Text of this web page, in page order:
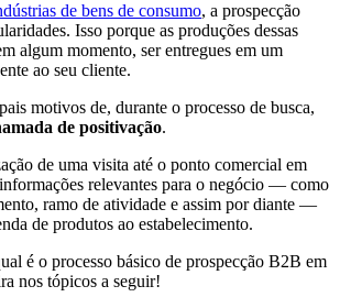
de bens de consumo, a prospecção
Isso porque as produções dessas
algum momento, ser entregues em um
ao seu cliente.
motivos de, durante o processo de busca,
de positivação.
de uma visita até o ponto comercial em
relevantes para o negócio — como
ramo de atividade e assim por diante —
de produtos ao estabelecimento.
é o processo básico de prospecção B2B em
nos tópicos a seguir!